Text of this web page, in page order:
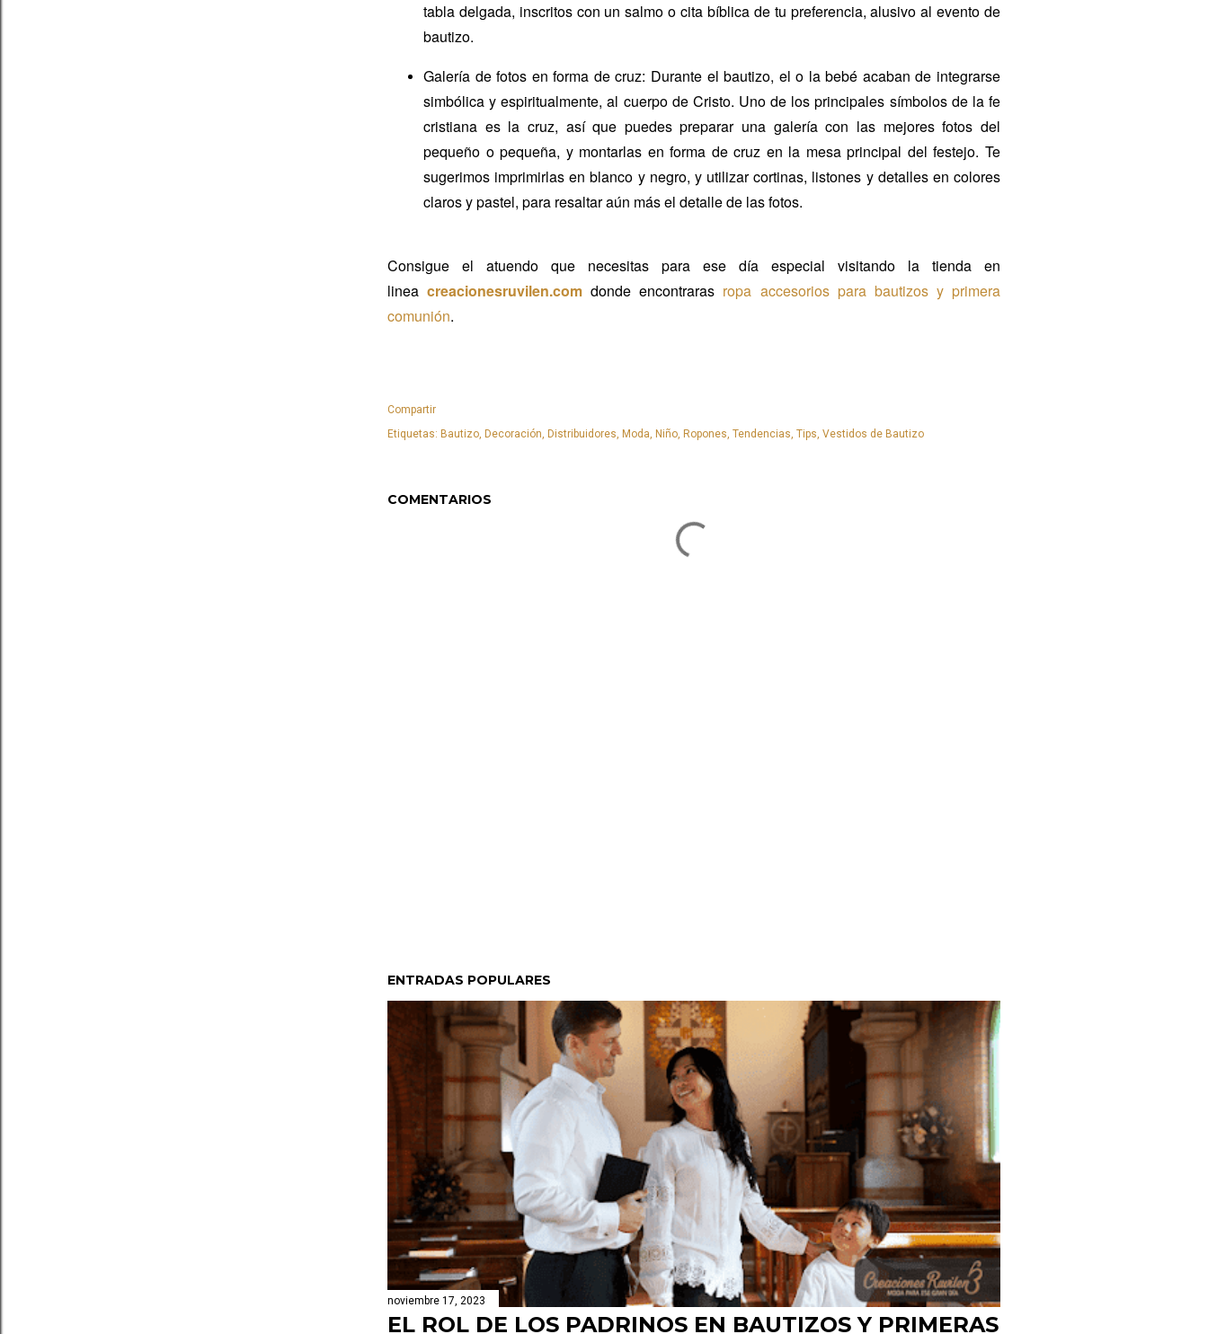
tabla delgada, inscritos con un salmo o cita bíblica de tu preferencia, alusivo al evento de
bautizo.
Galería de fotos en forma de cruz: Durante el bautizo, el o la bebé acaban de integrarse
simbólica y espiritualmente, al cuerpo de Cristo. Uno de los principales símbolos de la fe
cristiana es la cruz, así que puedes preparar una galería con las mejores fotos del
pequeño o pequeña, y montarlas en forma de cruz en la mesa principal del festejo. Te
sugerimos imprimirlas en blanco y negro, y utilizar cortinas, listones y detalles en colores
claros y pastel, para resaltar aún más el detalle de las fotos.
Consigue el atuendo que necesitas para ese día especial visitando la tienda en
lineacreacionesruvilen.com donde encontraras ropa accesorios para bautizos y primera
comunión.
Compartir
Etiquetas: Bautizo Decoración Distribuidores Moda Niño Ropones Tendencias Tips Vestidos de Bautizo
COMENTARIOS
ENTRADAS POPULARES
noviembre 17, 2023
EL ROL DE LOS PADRINOS EN BAUTIZOS Y PRIMERAS